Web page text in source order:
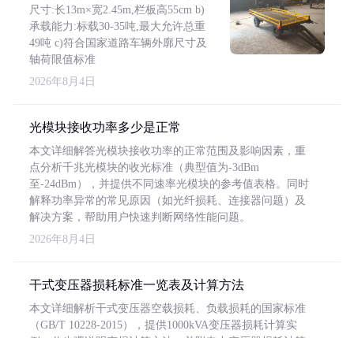
尺寸:长13m×宽2.45m,栏板高55cm b)
承载能力:标载30-35吨,最大允许总重
49吨 c)符合国家道路车辆外廓尺寸及
轴荷限值标准
2026年8月4日
光模块接收功率多少是正常
本文详细解答光模块接收功率的正常范围及影响因素，重
点分析千兆光模块的收光标准（典型值为-3dBm
至-24dBm），并提供不同速率光模块的参考值表格。同时
解释功率异常的常见原因（如光纤损耗、连接器问题）及
解决方案，帮助用户快速判断网络性能问题。
2026年8月4日
干式变压器损耗标准一览表及计算方法
本文详细解析干式变压器空载损耗、负载损耗的国家标准
（GB/T 10228-2015），提供1000kVA变压器损耗计算实